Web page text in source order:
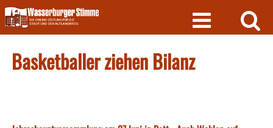
Skip
to
content
Basketballer ziehen Bilanz